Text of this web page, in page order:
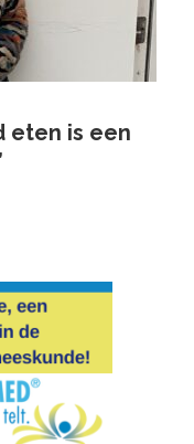
eten is een